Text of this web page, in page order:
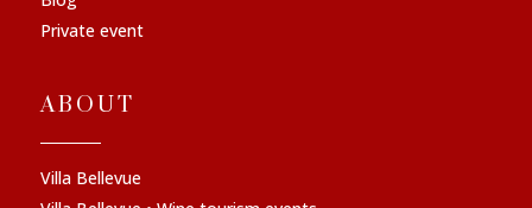
Private event
ABOUT
Villa Bellevue